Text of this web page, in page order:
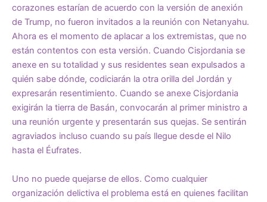
corazones estarían de acuerdo con la versión de anexión
de Trump, no fueron invitados a la reunión con Netanyahu.
Ahora es el momento de aplacar a los extremistas, que no
están contentos con esta versión. Cuando Cisjordania se
anexe en su totalidad y sus residentes sean expulsados ​​a
quién sabe dónde, codiciarán la otra orilla del Jordán y
expresarán resentimiento. Cuando se anexe Cisjordania
exigirán la tierra de Basán, convocarán al primer ministro a
una reunión urgente y presentarán sus quejas. Se sentirán
agraviados incluso cuando su país llegue desde el Nilo
hasta el Éufrates.
Uno no puede quejarse de ellos. Como cualquier
organización delictiva el problema está en quienes facilitan